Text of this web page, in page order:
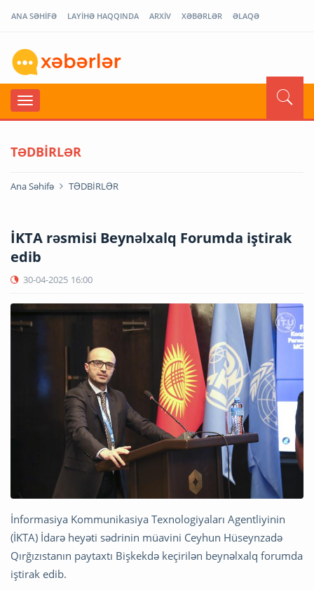
ANA SƏHİFƏ LAYİHƏ HAQQINDA ARXİV XƏBƏRLƏR ƏLAQƏ
TƏDBİRLƏR
Ana Səhifə TƏDBİRLƏR
İKTA rəsmisi Beynəlxalq Forumda iştirak
edib
30-04-2025 16:00
İnformasiya Kommunikasiya Texnologiyaları Agentliyinin
(İKTA) İdarə heyəti sədrinin müavini Ceyhun Hüseynzadə
Qırğızıstanın paytaxtı Bişkekdə keçirilən beynəlxalq forumda
iştirak edib.